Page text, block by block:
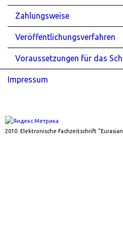
Zahlungsweise
Veröffentlichungsverfahren
Voraussetzungen für das
Impressum
2010. Elektronische Fachzeitschrift